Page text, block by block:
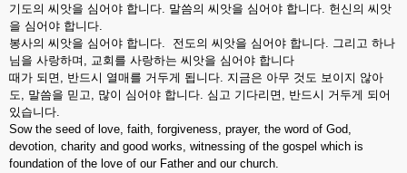
기도의 씨앗을 심어야 합니다. 말씀의 씨앗을 심어야 합니다. 헌신의 씨앗
을 심어야 합니다.
봉사의 씨앗을 심어야 합니다. 전도의 씨앗을 심어야 합니다. 그리고 하나
님을 사랑하며 , 교회를 사랑하는 씨앗을 심어야 합니다
때가 되면 , 반드시 열매를 거두게 됩니다. 지금은 아무 것도 보이지 않아
도, 말씀을 믿고, 많이 심어야 합니다. 심고 기다리면 , 반드시 거두게 되어
있습니다.
Sow the seed of love, faith, forgiveness, prayer, the word of God,
devotion, charity and good works, witnessing of the gospel which is
foundation of the love of our Father and our church.